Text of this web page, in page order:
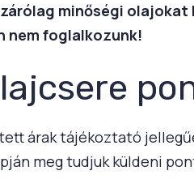
minőségi olajokat
nem foglalkozunk!
árak tájékoztató
meg tudjuk küldeni